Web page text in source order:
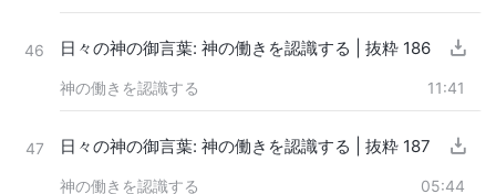
46 日々の神の御言葉: 神の働きを認識する | 抜粋 186
神の働きを認識する 11:41
47 日々の神の御言葉: 神の働きを認識する | 抜粋 187
神の働きを認識する 05:44